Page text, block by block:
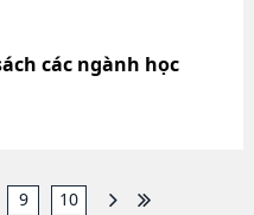
các ngành học
9 10